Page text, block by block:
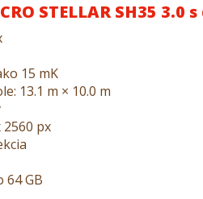
STELLAR SH35 3.0
15 mK
13.1 m × 10.0 m
2560 px
64 GB